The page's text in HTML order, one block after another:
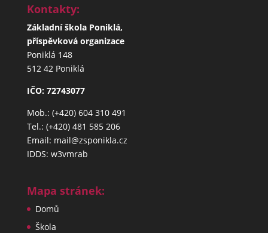
Kontakty:
Základní škola Poniklá,
příspěvková organizace
Poniklá 148
512 42 Poniklá
IČO: 72743077
Mob.: (+420) 604 310 491
Tel.: (+420) 481 585 206
Email: mail@zsponikla.cz
IDDS: w3vmrab
Mapa stránek:
Domů
Škola